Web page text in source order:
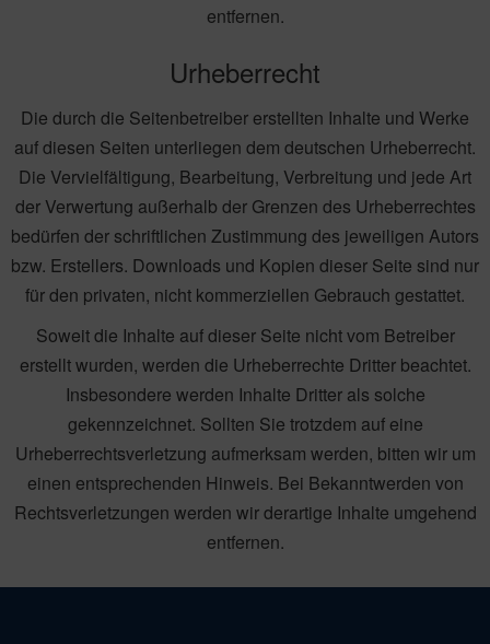
entfernen.
Urheberrecht
Die durch die Seitenbetreiber erstellten Inhalte und Werke
auf diesen Seiten unterliegen dem deutschen Urheberrecht.
Die Vervielfältigung, Bearbeitung, Verbreitung und jede Art
der Verwertung außerhalb der Grenzen des Urheberrechtes
bedürfen der schriftlichen Zustimmung des jeweiligen Autors
bzw. Erstellers. Downloads und Kopien dieser Seite sind nur
für den privaten, nicht kommerziellen Gebrauch gestattet.
Soweit die Inhalte auf dieser Seite nicht vom Betreiber
erstellt wurden, werden die Urheberrechte Dritter beachtet.
Insbesondere werden Inhalte Dritter als solche
gekennzeichnet. Sollten Sie trotzdem auf eine
Urheberrechtsverletzung aufmerksam werden, bitten wir um
einen entsprechenden Hinweis. Bei Bekanntwerden von
Rechtsverletzungen werden wir derartige Inhalte umgehend
entfernen.